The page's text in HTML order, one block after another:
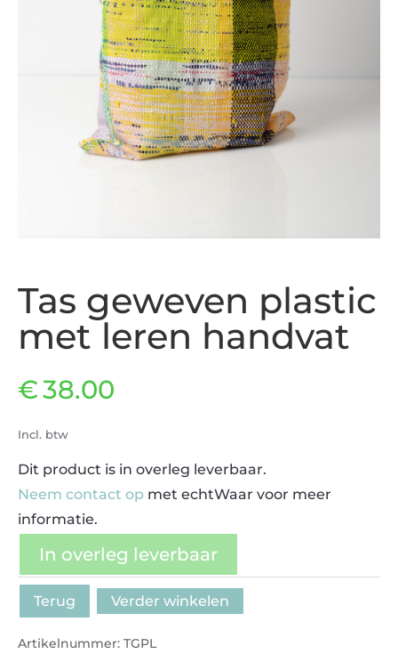
Tas geweven plastic
met leren handvat
€38.00
Incl. btw
Dit product is in overleg leverbaar.
Neem contact op met echtWaar voor meer
informatie.
In overleg leverbaar
Terug Verder winkelen
Artikelnummer: TGPL